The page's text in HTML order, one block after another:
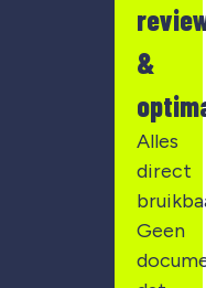
&
Alles
direct
Geen